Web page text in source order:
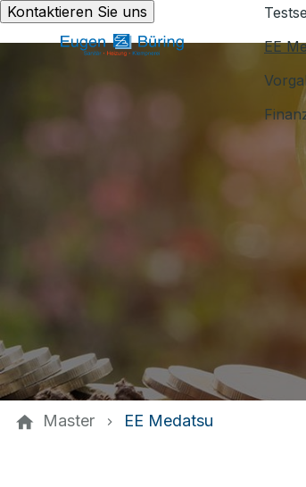
Kontaktieren Sie uns
EE
Master EE Medatsu